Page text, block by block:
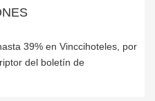
39% en Vinccihoteles, por
del boletín de